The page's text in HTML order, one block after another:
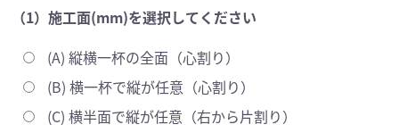
（1）施工面(mm)を選択してください
(A) 縦横一杯の全面（心割り）
(B) 横一杯で縦が任意（心割り）
(C) 横半面で縦が任意（右から片割り）